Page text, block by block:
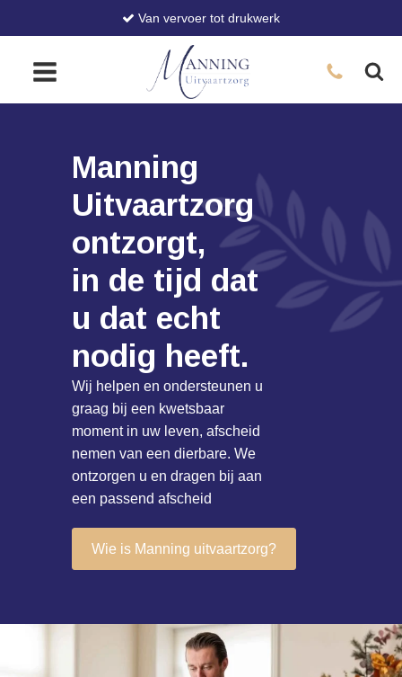
Van vervoer tot drukwerk
Manning
Uitvaartzorg
ontzorgt,
in de tijd dat
u dat echt
nodig heeft.
Wij helpen en ondersteunen u
graag bij een kwetsbaar
moment in uw leven, afscheid
nemen van een dierbare. We
ontzorgen u en dragen bij aan
een passend afscheid
Wie is Manning uitvaartzorg?